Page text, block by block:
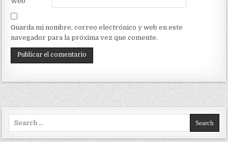
Guarda mi nombre, correo electrónico y web en este
navegador para la próxima vez que comente.
Search for: